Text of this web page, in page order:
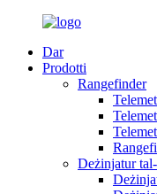
Dar
Prodotti
Rangefinder
Deżinjatur